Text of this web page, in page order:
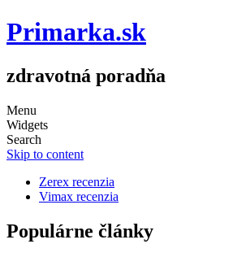
Primarka.sk
zdravotná poradňa
Menu
Widgets
Search
Skip to content
Zerex recenzia
Vimax recenzia
Populárne články